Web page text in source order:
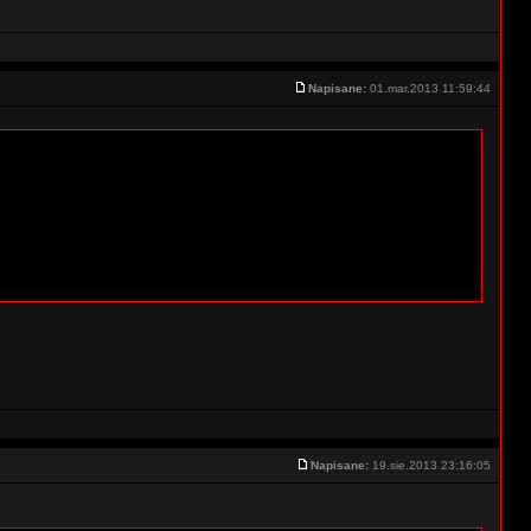
Napisane: 01.mar.2013 11:59:44
Napisane: 19.sie.2013 23:16:05